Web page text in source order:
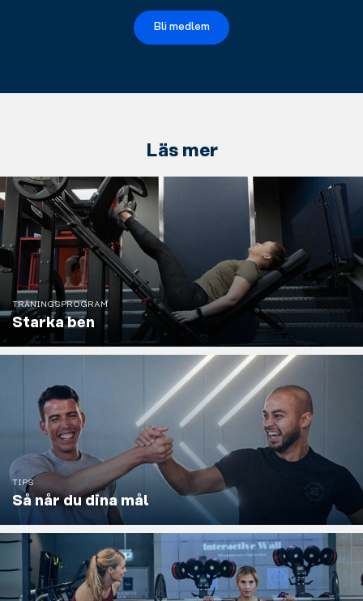
Bli medlem
Läs mer
TRÄNINGSPROGRAM
Starka ben
TIPS
Så når du dina mål